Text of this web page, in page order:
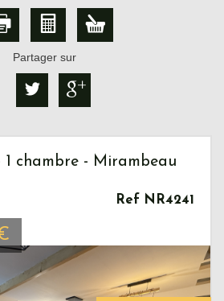
Partager sur
1 chambre - Mirambeau
Ref NR4241